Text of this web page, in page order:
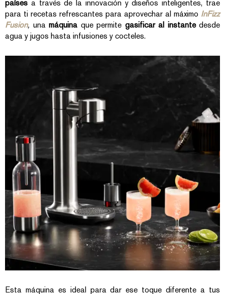
países a través de la innovación y diseños inteligentes, trae
para ti recetas refrescantes para aprovechar al máximo InFizz
Fusion, una máquina que permite gasificar al instantedesde
agua y jugos hasta infusiones y cocteles.
Esta máquina es ideal para dar ese toque diferente a tus